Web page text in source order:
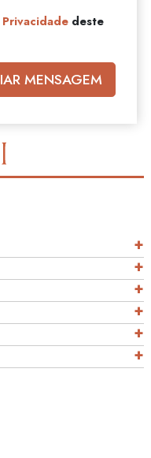
deste
MENSAGEM